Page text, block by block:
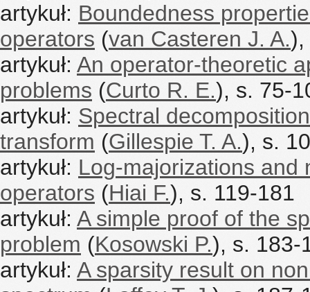
artykuł: Boundedness
operators (van Casteren J. A.),
artykuł: An operator-theoretic
problems (Curto R. E.), s. 75-
artykuł: Spectral
transform (Gillespie T. A.), s.
artykuł: Log-majorizations and
operators (Hiai F.), s. 119-181
artykuł: A simple proof of the
problem (Kosowski P.), s. 183-
artykuł: A sparsity result on